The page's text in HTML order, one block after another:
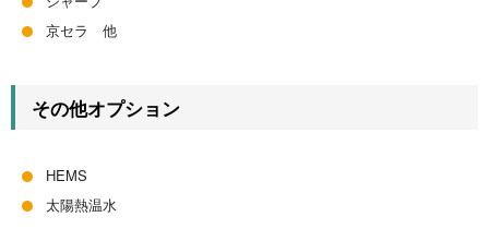
京セラ 他
その他オプション
HEMS
太陽熱温水